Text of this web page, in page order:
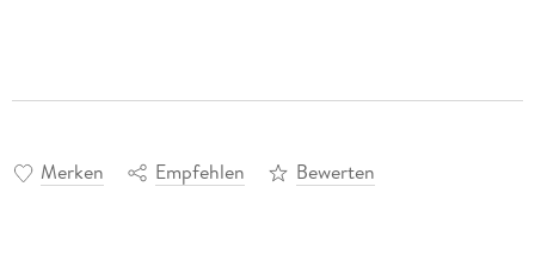
Merken Empfehlen Bewerten